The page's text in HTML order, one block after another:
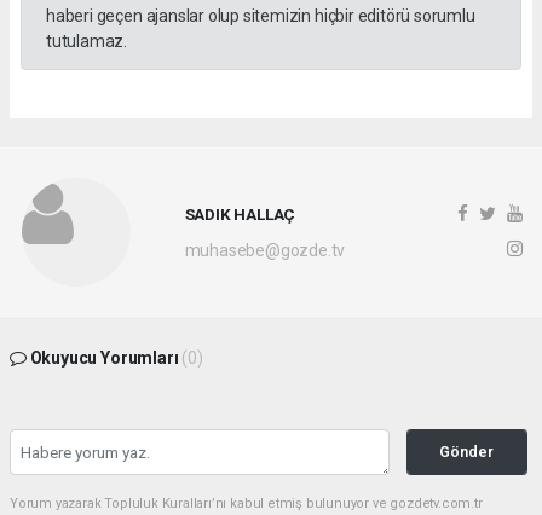
haberi geçen ajanslar olup sitemizin hiçbir editörü sorumlu
tutulamaz.
SADIK HALLAÇ
muhasebe@gozde.tv
Okuyucu Yorumları (0)
Gönder
Yorum yazarak Topluluk Kuralları’nı kabul etmiş bulunuyor ve gozdetv.com.tr